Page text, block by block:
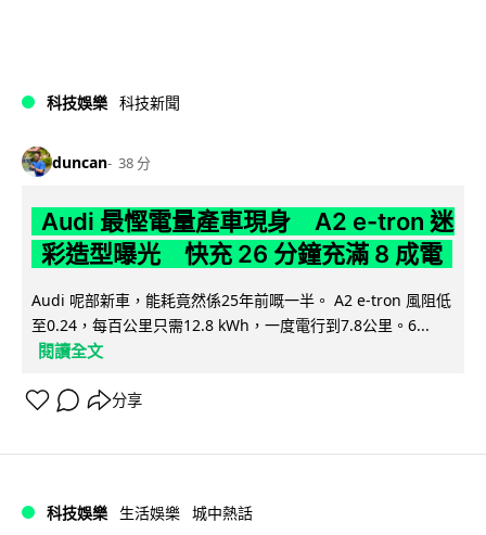
科技娛樂 科技新聞
duncan 38 分
Audi 最慳電量產車現身 A2 e-tron 迷
彩造型曝光 快充 26 分鐘充滿 8 成電
Audi 呢部新車，能耗竟然係25年前嘅一半。 A2 e-tron 風阻低
至0.24，每百公里只需12.8 kWh，一度電行到7.8公里。6...
閱讀全文
分享
科技娛樂 生活娛樂 城中熱話